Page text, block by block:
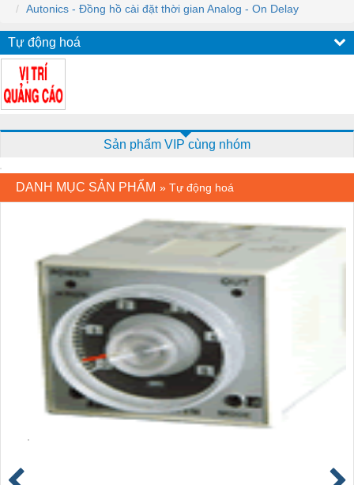
Autonics - Đồng hồ cài đặt thời gian Analog - On Delay
Tự động hoá
Sản phẩm VIP cùng nhóm
DANH MỤC SẢN PHẨM » Tự động hoá